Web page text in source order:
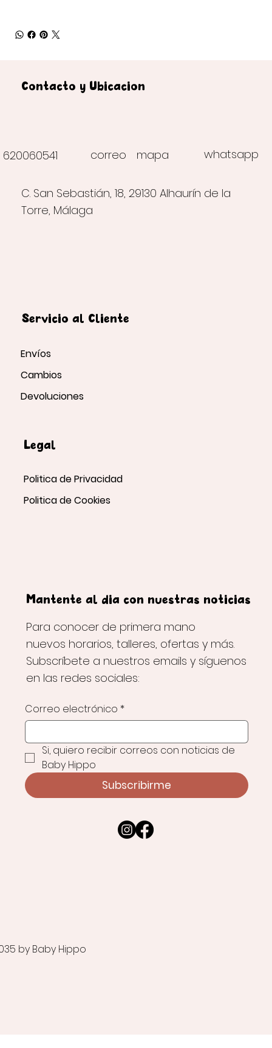
correo
Contacto y Ubicación
620060541 whatsapp
C. San Sebastián, 18, 29130 Alhaurín de la
Torre, Málaga
mapa
Servicio al Cliente
Envíos
Cambios
Devoluciones
Legal
Politica de Privacidad
Politica de Cookies
Mantente al día con nuestras noticias
Para conocer de primera mano
nuevos horarios, talleres, ofertas y más.
Subscríbete a nuestros emails y síguenos
en las redes sociales:
Correo electrónico *
Si, quiero recibir correos con noticias de
Baby Hippo
Subscribirme
by Baby Hippo